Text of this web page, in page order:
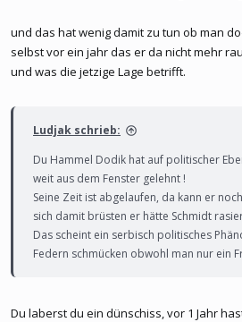
und das hat wenig damit zu tun ob man
selbst vor ein jahr das er da nicht mehr
und was die jetzige Lage betrifft.
Ludjak schrieb:
Du Hammel Dodik hat auf politischer
weit aus dem Fenster gelehnt !
Seine Zeit ist abgelaufen, da kann er
sich damit brüsten er hätte Schmidt
Das scheint ein serbisch politisches
Federn schmücken obwohl man nur ein
Du laberst du ein dünschiss, vor 1 Jahr